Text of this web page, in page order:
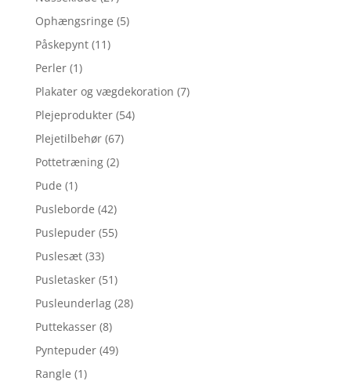
Ophængsringe (5)
Påskepynt (11)
Perler (1)
Plakater og vægdekoration (7)
Plejeprodukter (54)
Plejetilbehør (67)
Pottetræning (2)
Pude (1)
Pusleborde (42)
Puslepuder (55)
Puslesæt (33)
Pusletasker (51)
Pusleunderlag (28)
Puttekasser (8)
Pyntepuder (49)
Rangle (1)